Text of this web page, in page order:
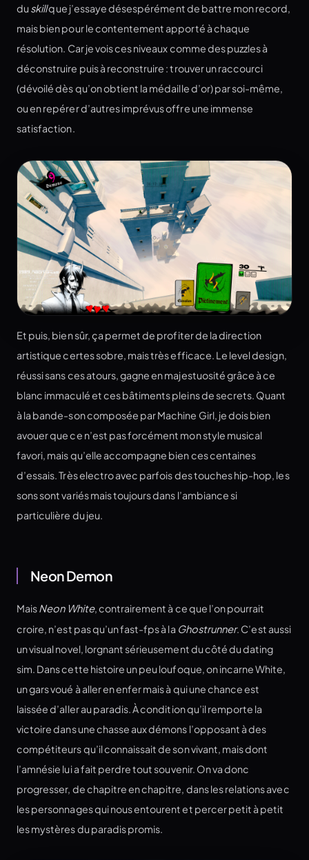
du skillque j’essaye désespérément de battre mon record,
mais bien pour le contentement apporté à chaque
résolution. Car je vois ces niveaux comme des puzzles à
déconstruire puis à reconstruire : trouver un raccourci
(dévoilé dès qu’on obtient la médaille d’or) par soi-même,
ou en repérer d’autres imprévus offre une immense
satisfaction.
Et puis, bien sûr, ça permet de profiter de la direction
artistique certes sobre, mais très efficace. Le level design,
réussi sans ces atours, gagne en majestuosité grâce à ce
blanc immaculé et ces bâtiments pleins de secrets. Quant
à la bande-son composée par Machine Girl, je dois bien
avouer que ce n’est pas forcément mon style musical
favori, mais qu’elle accompagne bien ces centaines
d’essais. Très electro avec parfois des touches hip-hop, les
sons sont variés mais toujours dans l’ambiance si
particulière du jeu.
Neon Demon
MaisNeon White, contrairement à ce que l’on pourrait
croire, n’est pas qu’un fast-fps à la Ghostrunner. C’est aussi
un visual novel, lorgnant sérieusement du côté du dating
sim. Dans cette histoire un peu loufoque, on incarne White,
un gars voué à aller en enfer mais à qui une chance est
laissée d’aller au paradis. À condition qu’il remporte la
victoire dans une chasse aux démons l’opposant à des
compétiteurs qu’il connaissait de son vivant, mais dont
l’amnésie lui a fait perdre tout souvenir. On va donc
progresser, de chapitre en chapitre, dans les relations avec
les personnages qui nous entourent et percer petit à petit
les mystères du paradis promis.